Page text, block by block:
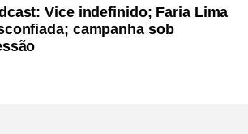
Vice indefinido; Faria Lima
campanha sob